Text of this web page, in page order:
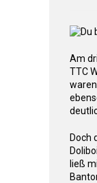
Am
TTC
Doch
ließ